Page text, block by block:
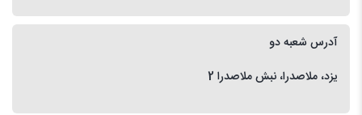
آدرس شعبه دو
یزد، ملاصدرا، نبش ملاصدرا 2